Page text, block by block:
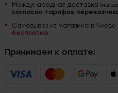
Международная доставка (на
согласно тарифов
Самовывоз из магазина в Киеве
бесплатно
Принимаем к оплате: